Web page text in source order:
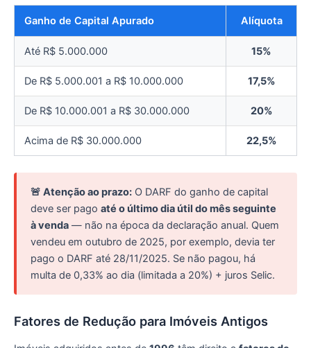
Ganho de Capital Apurado Alíquota
Até R$ 5.000.000 15%
De R$ 5.000.001 a R$ 10.000.000 17,5%
De R$ 10.000.001 a R$ 30.000.000 20%
Acima de R$ 30.000.000 22,5%
🚨 Atenção ao prazo: O DARF do ganho de capital
deve ser pago até o último dia útil do mês seguinte
à venda — não na época da declaração anual. Quem
vendeu em outubro de 2025, por exemplo, devia ter
pago o DARF até 28/11/2025. Se não pagou, há
multa de 0,33% ao dia (limitada a 20%) + juros Selic.
Fatores de Redução para Imóveis Antigos